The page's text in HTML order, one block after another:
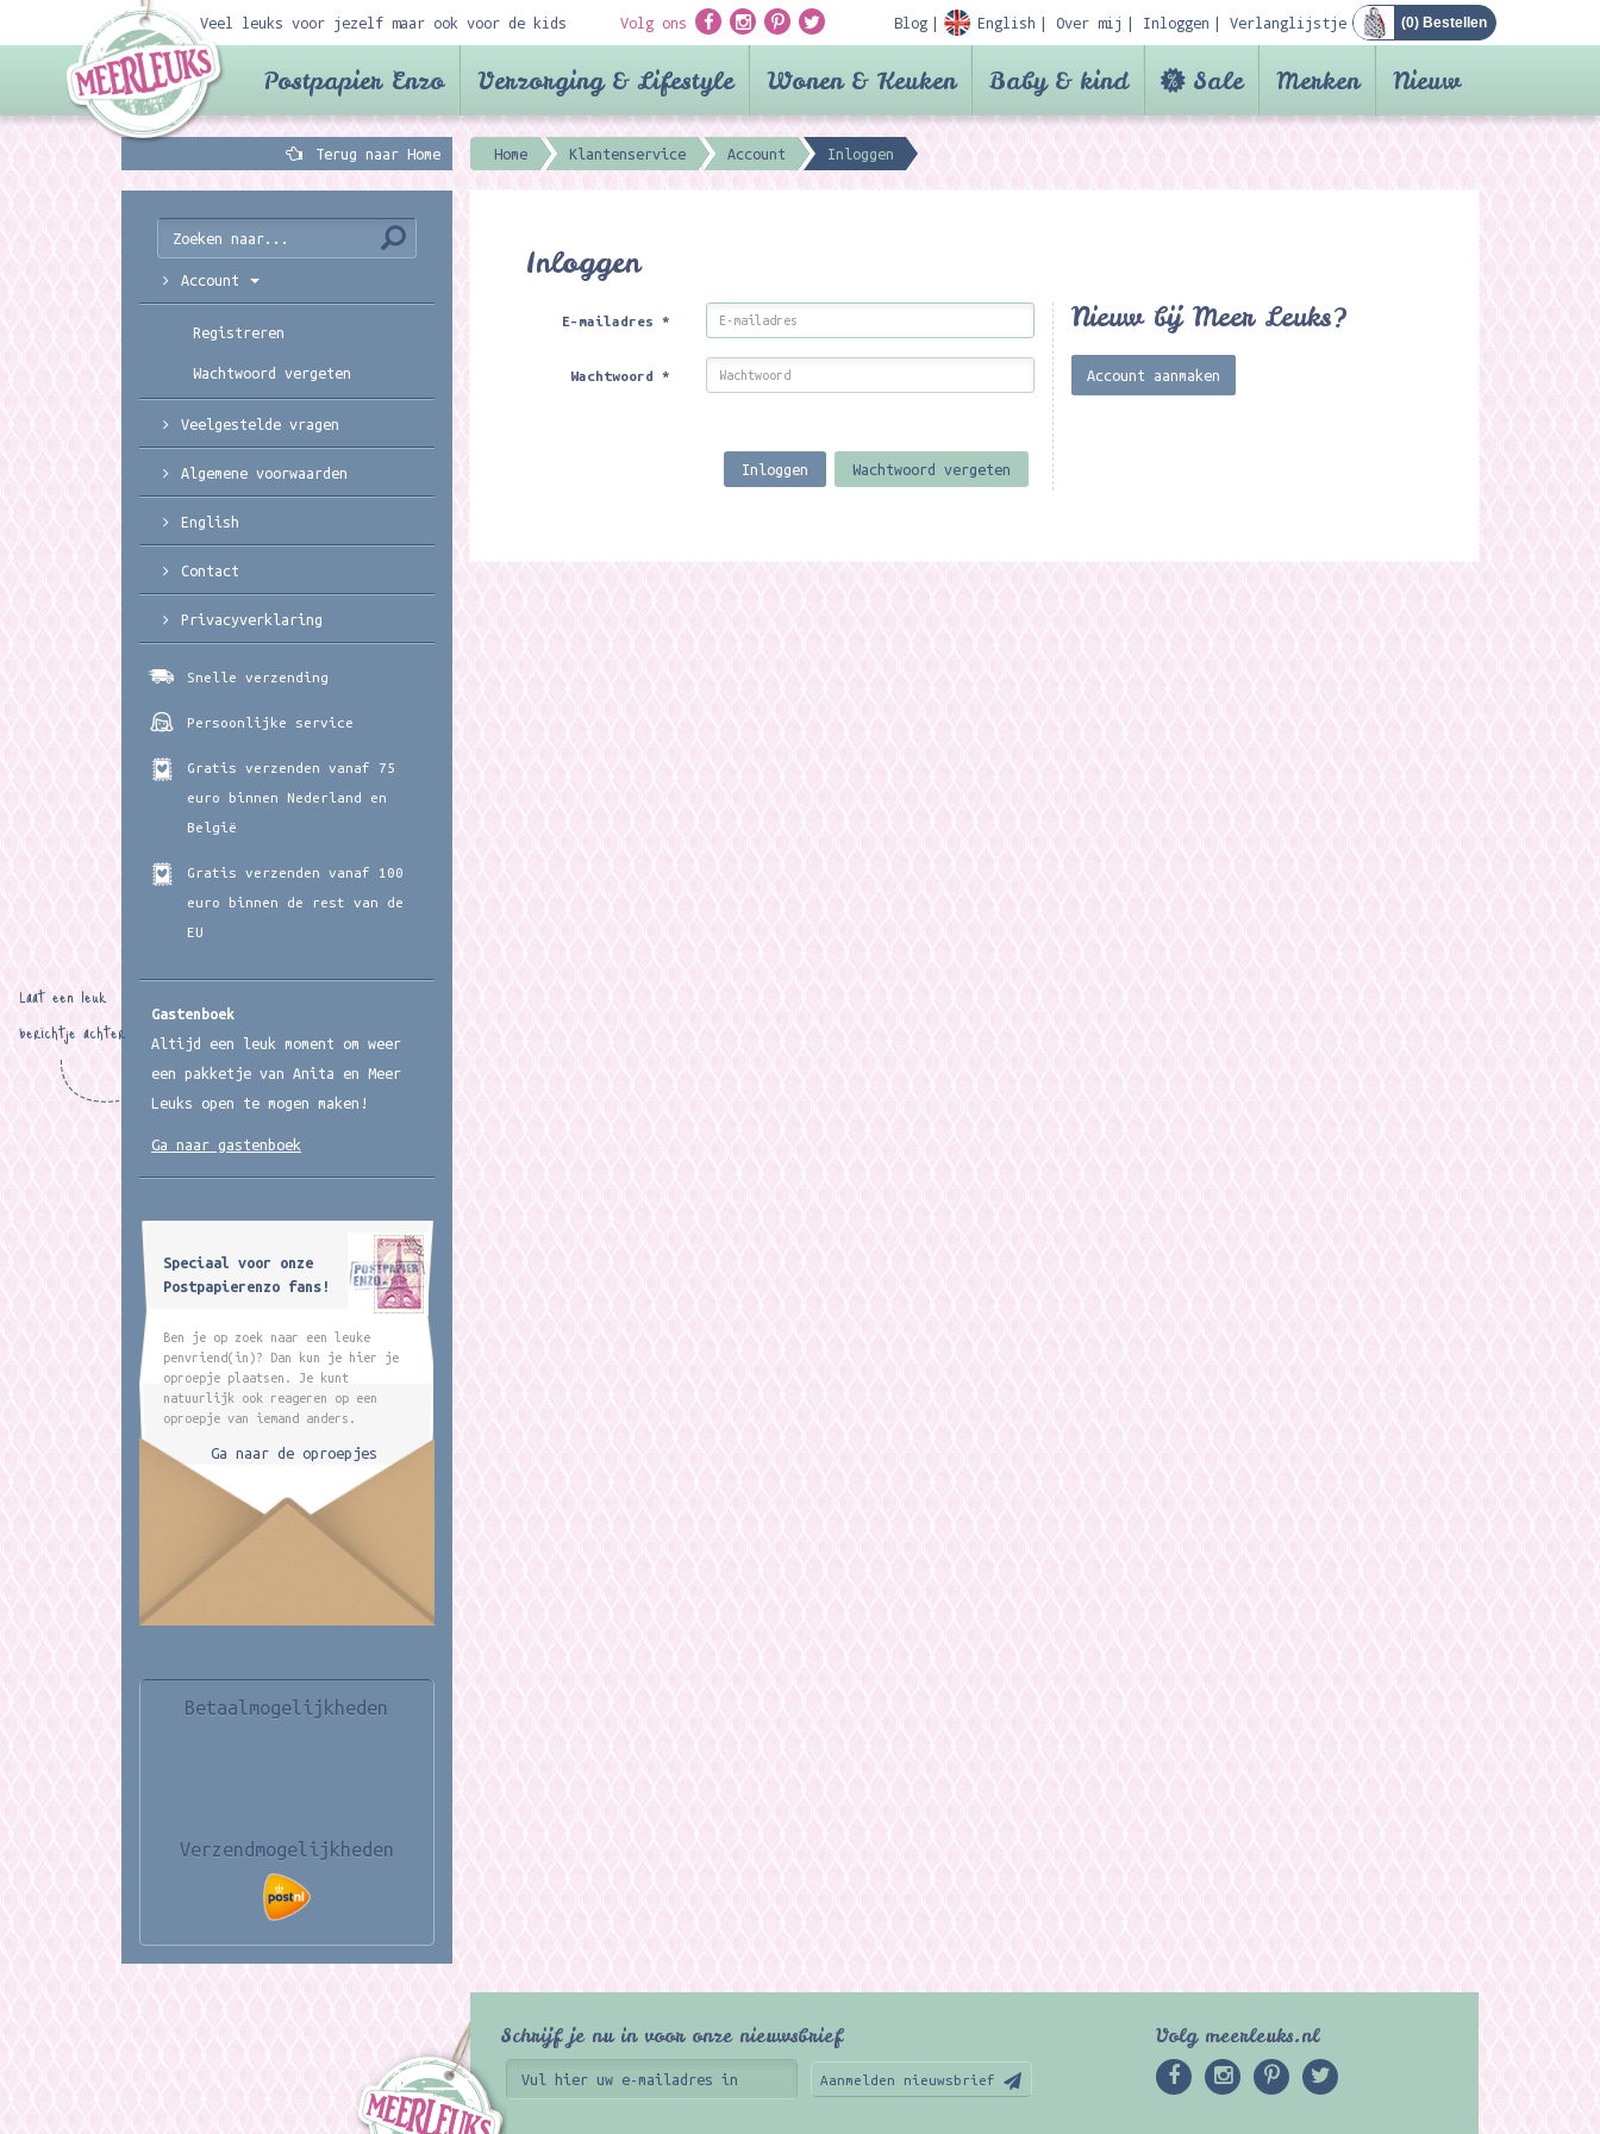
Veel leuks voor jezelf maar ook voor de kids Volg ons Blog English Over mij Inloggen Verlanglijstje (0) Bestellen
Postpapier Enzo Verzorging & Lifestyle Wonen & Keuken Baby & kind Sale Merken Nieuw
Terug naar Home Home Klantenservice Account Inloggen
Inloggen
E-mailadres*
Wachtwoord*
Inloggen Wachtwoord vergeten
Nieuw bij Meer Leuks?
Account aanmaken
Account
Registreren
Wachtwoord vergeten
Veelgestelde vragen
Algemene voorwaarden
English
Contact
Privacyverklaring
Snelle verzending
Persoonlijke service
Gratis verzenden vanaf 75
euro binnen Nederland en
België
Gratis verzenden vanaf 100
euro binnen de rest van de
EU
Gastenboek
Altijd een leuk moment om weer
een pakketje van Anita en Meer
Leuks open te mogen maken!
Laat een leuk
berichtje achter
Ga naar gastenboek
Speciaal voor onze
Postpapierenzo fans!
Ben je op zoek naar een leuke
penvriend(in)? Dan kun je hier je
oproepje plaatsen. Je kunt
natuurlijk ook reageren op een
oproepje van iemand anders.
Ga naar de oproepjes
Betaalmogelijkheden
Verzendmogelijkheden
Schrijf je nu in voor onze nieuwsbrief
Aanmelden nieuwsbrief
Volg meerleuks.nl